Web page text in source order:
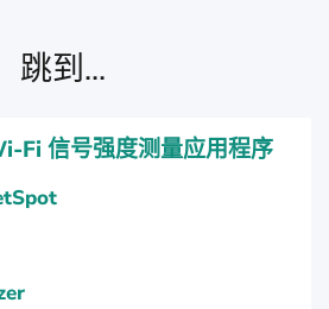
跳到...
Fi 信号强度测量应用程序